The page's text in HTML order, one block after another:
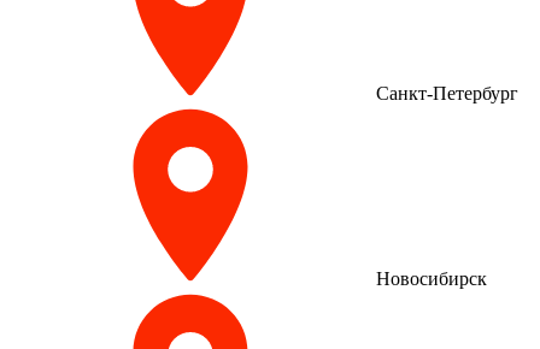
Санкт-Петербург
Новосибирск